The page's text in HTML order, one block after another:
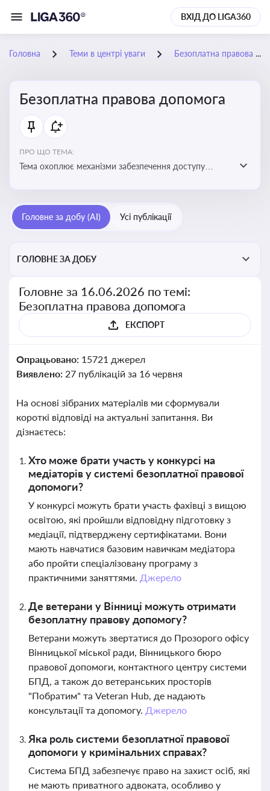
ВХІД ДО LIGA360
Головна Теми в центрі уваги Безоплатна правова допомога
Безоплатна правова допомога
ПРО ЩО ТЕМА:
Тема охоплює механізми забезпечення доступу
Головне за добу (AI) Усі публікації
ГОЛОВНЕ ЗА ДОБУ
Головне за 16.06.2026 по темі:
Безоплатна правова допомога
ЕКСПОРТ
Опрацьовано: 15721 джерел
Виявлено: 27 публікацій за 16 червня
На основі зібраних матеріалів ми сформували
короткі відповіді на актуальні запитання. Ви
дізнаєтесь:
Хто може брати участь у конкурсі на
медіаторів у системі безоплатної правової
допомоги?
У конкурсі можуть брати участь фахівці з вищою
освітою, які пройшли відповідну підготовку з
медіації, підтверджену сертифікатами. Вони
мають навчатися базовим навичкам медіатора
або пройти спеціалізовану програму з
практичними заняттями. Джерело
Де ветерани у Вінниці можуть отримати
безоплатну правову допомогу?
Ветерани можуть звертатися до Прозорого офісу
Вінницької міської ради, Вінницького бюро
правової допомоги, контактного центру системи
БПД, а також до ветеранських просторів
"Побратим" та Veteran Hub, де надають
консультації та допомогу. Джерело
Яка роль системи безоплатної правової
допомоги у кримінальних справах?
Система БПД забезпечує право на захист осіб, які
не мають приватного адвоката, особливо у